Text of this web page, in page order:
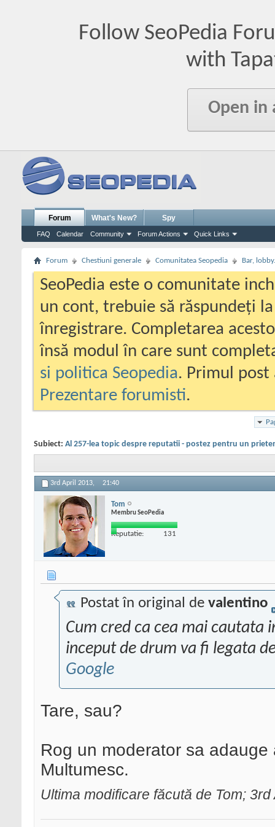
Follow SeoPedia
with
Open in
Forum
FAQ Calendar Community Forum Actions Quick Links
What's New? Spy
Forum Chestiuni generale Comunitatea Seopedia Bar,
SeoPedia este o comunitate
un cont, trebuie să răspundeți
înregistrare. Completarea
însă modul în care sunt
si politica Seopedia. Primul
Prezentare forumisti.
Subiect: Al 257-lea topic despre reputatii - postez pentru un
3rd April 2013, 21:40
Tom
Membru SeoPedia
Reputatie: 131
Postat în original de valentino
Cum cred ca cea mai
inceput de drum va fi legata
Google
Tare, sau?
Rog un moderator sa
Multumesc.
Ultima modificare făcută de Tom;